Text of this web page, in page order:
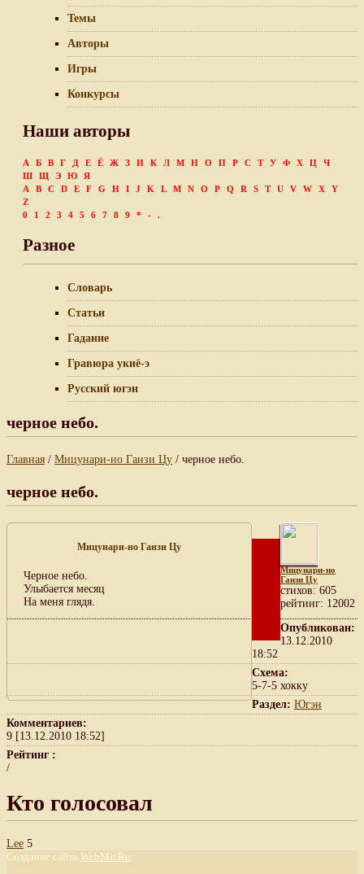
Темы
Авторы
Игры
Конкурсы
Наши авторы
А Б В Г Д Е Ё Ж З И К Л М Н О П Р С Т У Ф Х Ц
Ч
Ш
Щ Э Ю
Я
A
B C D E F G H I J K L M N O P Q R S T U V W X
Y
Z
0
1 2 3 4 5 6 7 8 9 * - .
Разное
Словарь
Статьи
Гадание
Гравюра укиё-э
Русский югэн
черное небо.
Главная / Мицунари-но Ганзи Цу / черное небо.
черное небо.
Мицунари-но Ганзи Цу
Черное небо.
Улыбается месяц
На меня глядя.
Мицунари-но
Ганзи Цу
cтихов: 605
рейтинг: 12002
Опубликован:
13.12.2010
18:52
Схема:
5-7-5 хокку
Раздел: Югэн
Комментариев:
9 [13.12.2010 18:52]
Рейтинг :
/
Кто голосовал
Lee 5
Создание сайта WebMir.Ru